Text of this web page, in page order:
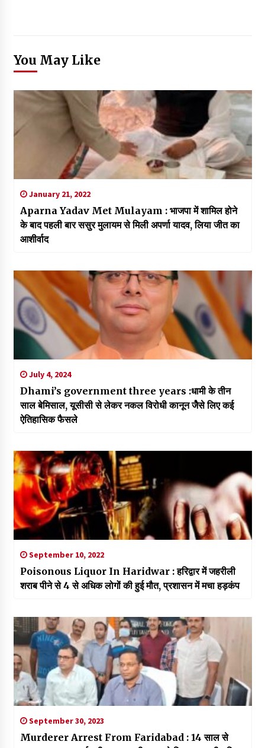
You May Like
January 21, 2022
Aparna Yadav Met Mulayam : भाजपा में शामिल होने
के बाद पहली बार ससुर मुलायम से मिली अपर्णा यादव, लिया जीत का
आशीर्वाद
July 4, 2024
Dhami’s government three years :धामी के तीन
साल बेमिसाल, यूसीसी से लेकर नकल विरोधी कानून जैेसे लिए कई
ऐतिहासिक फैसले
September 10, 2022
Poisonous Liquor In Haridwar : हरिद्वार में जहरीली
शराब पीने से 4 से अधिक लोगों की हुई मौत, प्रशासन में मचा हड़कंप
September 30, 2023
Murderer Arrest From Faridabad : 14 साल से